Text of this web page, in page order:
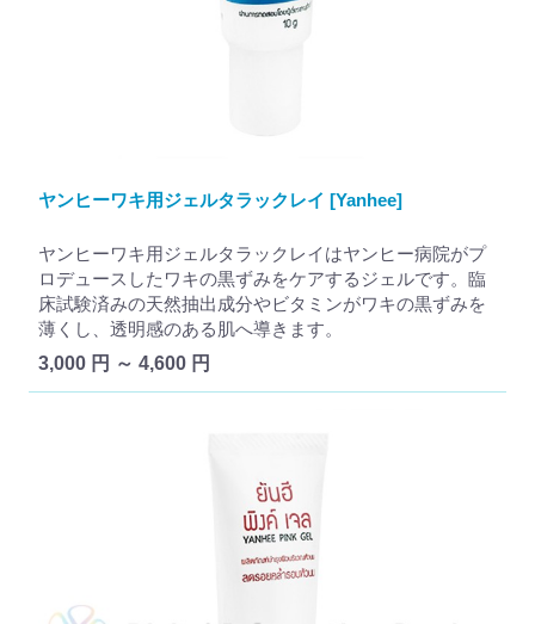
ヤンヒーワキ用ジェルタラックレイ [Yanhee]
ヤンヒーワキ用ジェルタラックレイはヤンヒー病院がプ
ロデュースしたワキの黒ずみをケアするジェルです。臨
床試験済みの天然抽出成分やビタミンがワキの黒ずみを
薄くし、透明感のある肌へ導きます。
3,000 円 ～ 4,600 円